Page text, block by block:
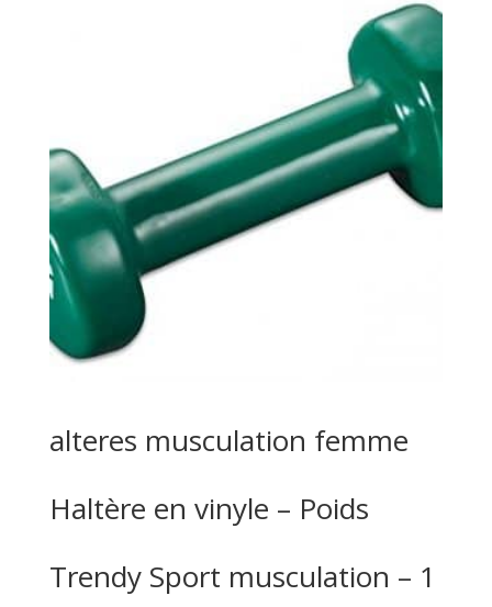
alteres musculation femme
Haltère en vinyle – Poids
Trendy Sport musculation – 1